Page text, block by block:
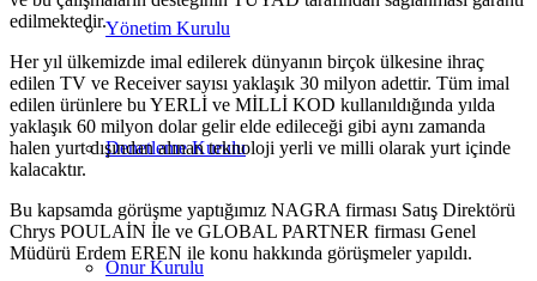
Yönetim Kurulu
Denetleme Kurulu
Onur Kurulu
edilmektedir.
Her yıl ülkemizde imal edilerek dünyanın birçok ülkesine ihraç
edilen TV ve Receiver sayısı yaklaşık 30 milyon adettir. Tüm imal
edilen ürünlere bu YERLİ ve MİLLİ KOD kullanıldığında yılda
yaklaşık 60 milyon dolar gelir elde edileceği gibi aynı zamanda
halen yurt dışından alınan teknoloji yerli ve milli olarak yurt içinde
kalacaktır.
Bu kapsamda görüşme yaptığımız NAGRA firması Satış Direktörü
Chrys POULAİN İle ve GLOBAL PARTNER firması Genel
Müdürü Erdem EREN ile konu hakkında görüşmeler yapıldı.